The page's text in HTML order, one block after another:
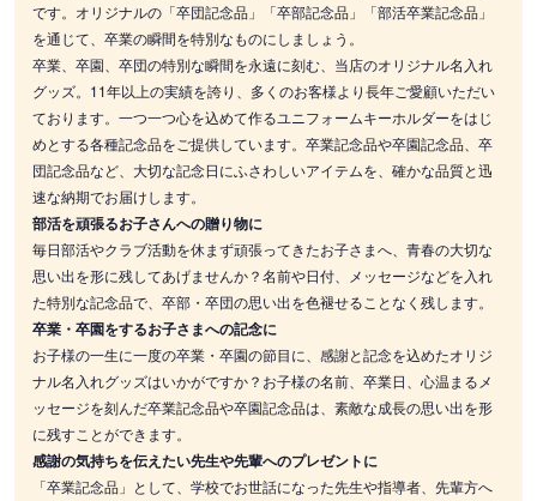
です。オリジナルの「卒団記念品」「卒部記念品」「部活卒業記念品」
を通じて、卒業の瞬間を特別なものにしましょう。
卒業、卒園、卒団の特別な瞬間を永遠に刻む、当店のオリジナル名入れ
グッズ。11年以上の実績を誇り、多くのお客様より長年ご愛顧いただい
ております。一つ一つ心を込めて作るユニフォームキーホルダーをはじ
めとする各種記念品をご提供しています。卒業記念品や卒園記念品、卒
団記念品など、大切な記念日にふさわしいアイテムを、確かな品質と迅
速な納期でお届けします。
部活を頑張るお子さんへの贈り物に
毎日部活やクラブ活動を休まず頑張ってきたお子さまへ、青春の大切な
思い出を形に残してあげませんか？名前や日付、メッセージなどを入れ
た特別な記念品で、卒部・卒団の思い出を色褪せることなく残します。
卒業・卒園をするお子さまへの記念に
お子様の一生に一度の卒業・卒園の節目に、感謝と記念を込めたオリジ
ナル名入れグッズはいかがですか？お子様の名前、卒業日、心温まるメ
ッセージを刻んだ卒業記念品や卒園記念品は、素敵な成長の思い出を形
に残すことができます。
感謝の気持ちを伝えたい先生や先輩へのプレゼントに
「卒業記念品」として、学校でお世話になった先生や指導者、先輩方へ